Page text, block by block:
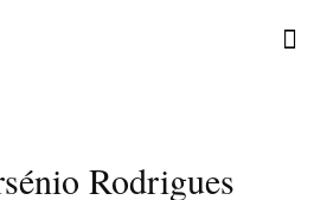
Rodrigues